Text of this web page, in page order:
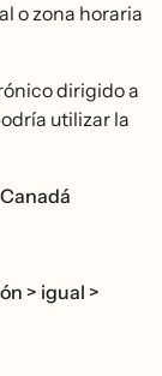
o zona horaria
dirigido a
utilizar la
> igual >